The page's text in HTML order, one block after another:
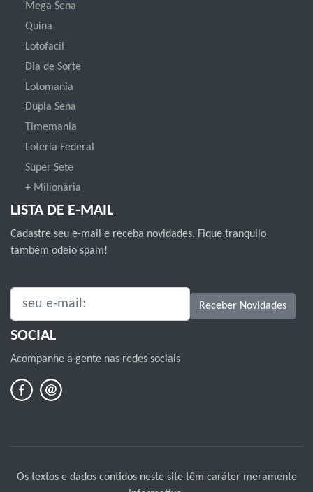
Mega Sena
Quina
Lotofacil
Dia de Sorte
Lotomania
Dupla Sena
Timemania
Loteria Federal
Super Sete
+ Milionária
LISTA DE E-MAIL
Cadastre seu e-mail e receba novidades. Fique tranquilo
também odeio spam!
SEU E-MAIL: Receber Novidades
SOCIAL
Acompanhe a gente nas redes sociais
Os textos e dados contidos neste site têm caráter meramente